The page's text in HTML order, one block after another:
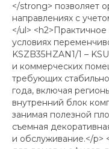
</strong> позволяет
направлениях с
</ul>
условиях
KSZB35HZAN1/1 –
и коммерческих
требующих
года, включая
внутренний блок
занимая полезной
съемная
и обслуживание.</p>